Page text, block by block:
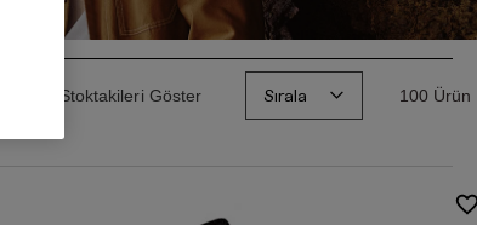
Sadece Stoktakileri Göster Sırala 100 Ürün